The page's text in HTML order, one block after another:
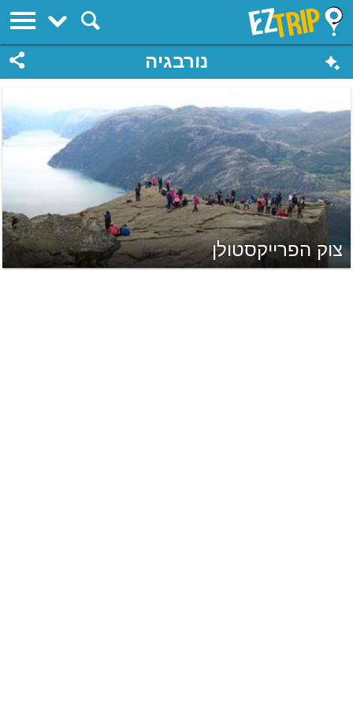
EZTrip
נורבגיה
צוק הפרייקסטולן